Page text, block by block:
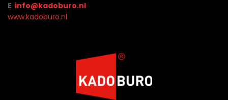
E info@kadoburo.nl
www.kadoburo.nl